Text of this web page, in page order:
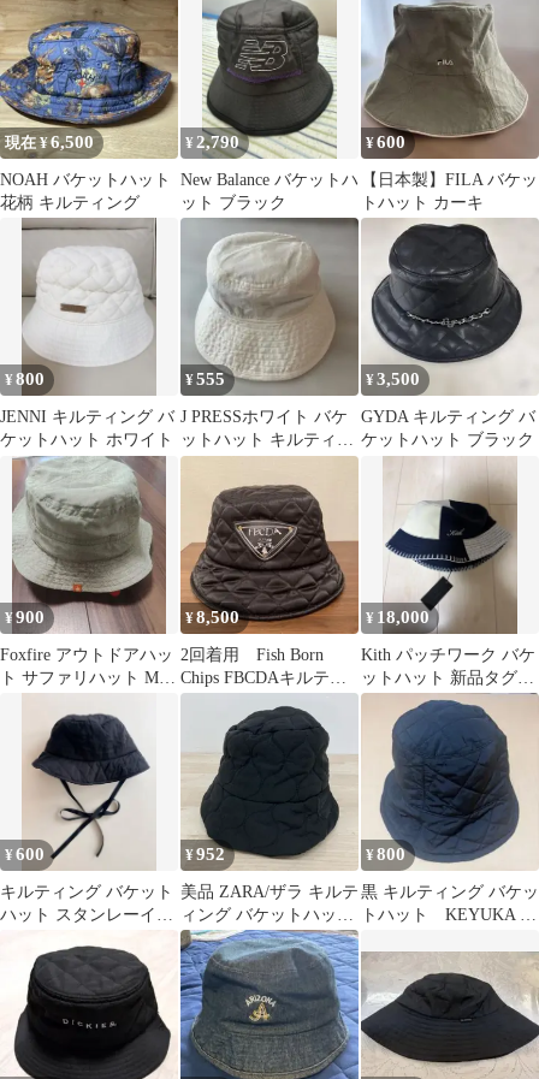
現在 ¥6,500
NOAH バケットハット
花柄 キルティング
¥ 2,790
New Balance バケットハ
ット ブラック
¥600
【日本製】FILA バケッ
トハット カーキ
¥800
JENNI キルティング バ
ケットハット ホワイト
¥555
J PRESSホワイト バケ
ットハット キルティン
グブリム Lサイズ
¥3,500
GYDA キルティング バ
ケットハット ブラック
¥900
Foxfire アウトドアハッ
ト サファリハット Mサ
¥8,500
2回着用 Fish Born
Chips FBCDAキルティ
ングハット
¥ 18,000
Kith パッチワーク バケ
ットハット 新品タグ付
き
¥600
キルティング バケット
ハット スタンレーイン
¥952
美品 ZARA/ザラ キルテ
ィング バケットハット/
帽子 ブラック/黒 サイ
ズEUR S/USA S レディ
ース[OQ03799]
¥800
黒 キルティング バケッ
トハット KEYUKA リ